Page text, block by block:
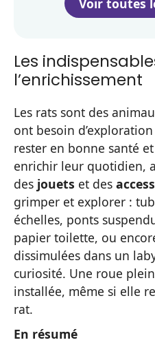
Voir toutes
Les
l’enrichissement
Les rats sont des
ont besoin
rester en bonne santé
enrichir leur quotidien,
des jouets et des
grimper et explorer :
échelles, ponts
papier toilette, ou
dissimulées dans un
curiosité. Une roue
installée, même si elle
rat.
En résumé